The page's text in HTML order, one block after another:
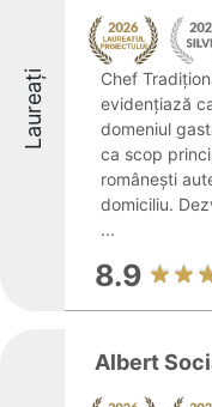
Laureați
Chef
evidențiază
domeniul
ca scop
românești
domiciliu.
...
8.9
Albert